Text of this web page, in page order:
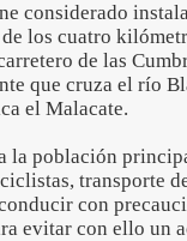
considerado
los cuatro
de las
que cruza el río
el Malacate.
la población
transporte
con
evitar con ello un